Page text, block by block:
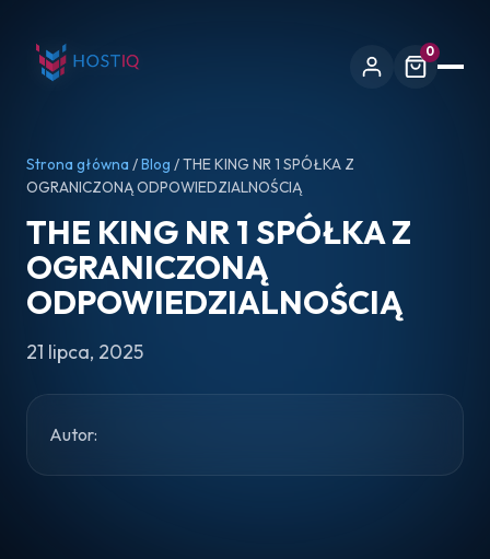
0
Strona główna /Blog / THE KING NR 1 SPÓŁKA Z
OGRANICZONĄ ODPOWIEDZIALNOŚCIĄ
THE KING NR 1 SPÓŁKA Z
OGRANICZONĄ
ODPOWIEDZIALNOŚCIĄ
21 lipca, 2025
Autor: